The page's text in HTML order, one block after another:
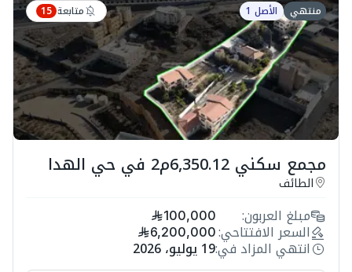
منتهي الأصل 1 متابعة 15
مجمع سكني 6,350.12م2 في حي الهدا
الطائف
مبلغ العربون: 100,000
السعر الافتتاحي: 6,200,000
انتهي المزاد في:19 يوليو، 2026